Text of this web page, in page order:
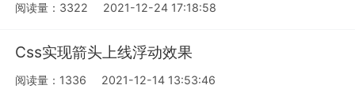
阅读量：3322 2021-12-24 17:18:58
Css实现箭头上线浮动效果
阅读量：1336 2021-12-14 13:53:46